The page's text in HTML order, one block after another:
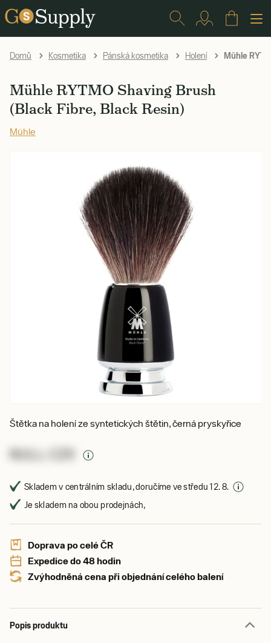
Domů Kosmetika Pánská kosmetika Holení Mühle
Mühle RYTMO Shaving Brush
(Black Fibre, Black Resin)
Mühle
Štětka na holení ze syntetických štětin, černá pryskyřice
NULL CZK
Skladem v centrálním skladu, doručíme ve středu 12. 8.
Je skladem na obou prodejnách,
Doprava po celé ČR
Expedice do 48 hodin
Zvýhodněná cena při objednání celého balení
Popis produktu